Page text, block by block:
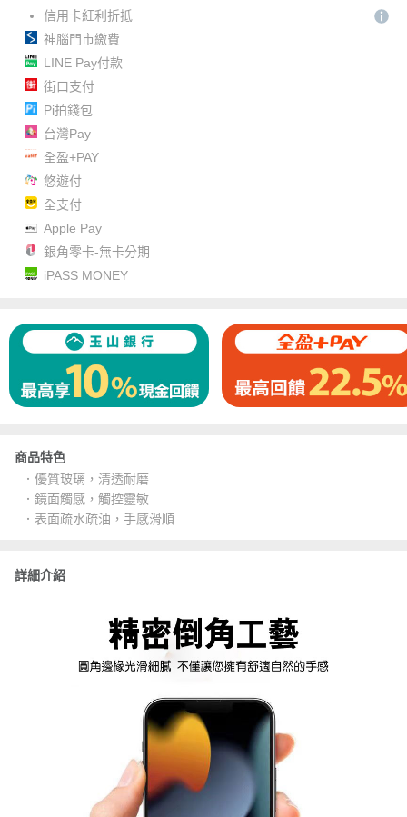
信用卡紅利折抵
神腦門市繳費
LINE Pay付款
街口支付
Pi拍錢包
台灣Pay
全盈+PAY
悠遊付
全支付
Apple Pay
銀角零卡-無卡分期
iPASS MONEY
商品特色
．優質玻璃，清透耐磨
．鏡面觸感，觸控靈敏
．表面疏水疏油，手感滑順
詳細介紹